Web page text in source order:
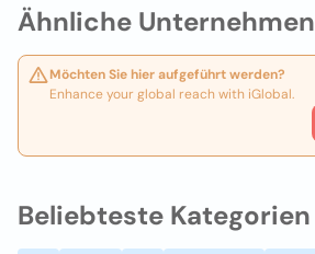
Ähnliche Unternehmen
Möchten Sie hier aufgeführt werden?
Enhance your global reach with iGlobal.
Beliebteste Kategorien